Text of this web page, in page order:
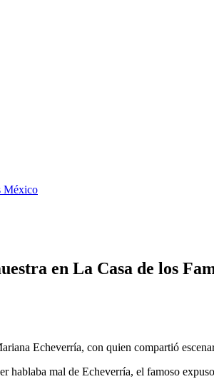
México
en La Casa de los
Echeverría, con quien compartió
hablaba mal de Echeverría, el famoso